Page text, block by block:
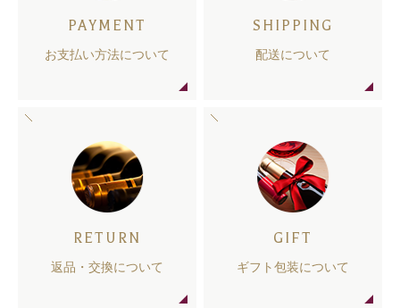
PAYMENT
お支払い方法について
SHIPPING
配送について
RETURN
返品・交換について
GIFT
ギフト包装について